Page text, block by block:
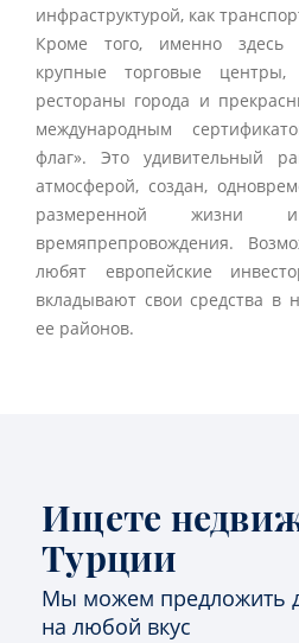
инфраструктурой, как
Кроме того, именно здесь
крупные торговые
рестораны города и
международным
флаг». Это удивительный
атмосферой, создан,
размеренной жизни
времяпрепровождения.
любят европейские
вкладывают свои средства в
ее районов.
Ищете
Турции
Мы можем предложить
на любой вкус